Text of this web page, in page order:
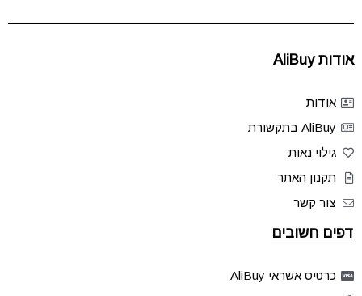
אודות AliBuy
אודות
AliBuy בתקשורת
גילוי נאות
תקנון האתר
צור קשר
דפים חשובים
כרטיס אשראי AliBuy